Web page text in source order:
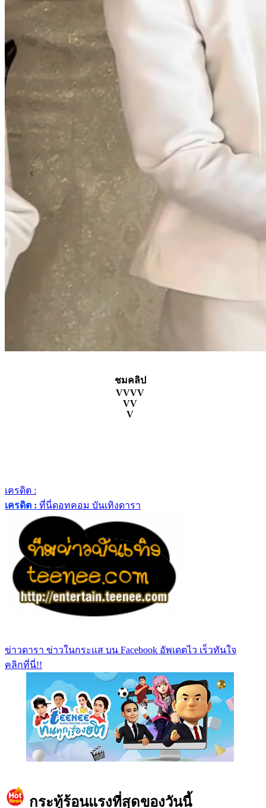
ชมคลิป
VVVV
VV
V
เครดิต :
เครดิต : ที่นี่ดอทคอม บันเทิงดารา
ข่าวดารา ข่าวในกระแส บน Facebook อัพเดตไว เร็วทันใจ
คลิกที่นี่!!
กระทู้ร้อนแรงที่สุดของวันนี้